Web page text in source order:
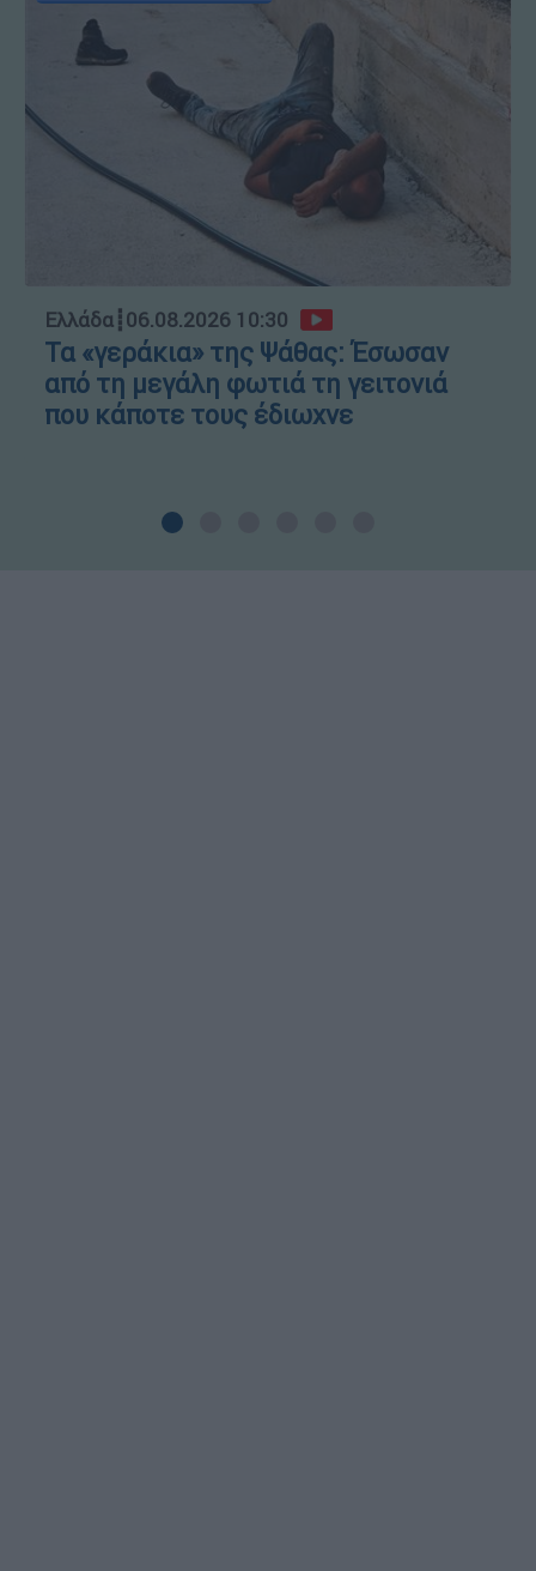
Ελλάδα┋06.08.2026 10:30
Τα «γεράκια» της Ψάθας: Έσωσαν
από τη μεγάλη φωτιά τη γειτονιά
που κάποτε τους έδιωχνε